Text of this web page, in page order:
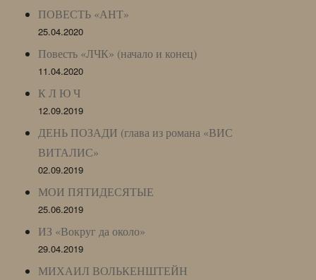
ПОВЕСТЬ «АНТ»
25.04.2020
Повесть «ЛЧК» (начало и конец)
11.04.2020
К Л Ю Ч
12.09.2019
ДЕНЬ ПОЗАДИ (глава из романа «ВИС
ВИТАЛИС»
02.09.2019
МОИ ПЯТИДЕСЯТЫЕ
25.06.2019
ИЗ «Вокруг да около»
29.04.2019
МИХАИЛ ВОЛЬКЕНШТЕЙН